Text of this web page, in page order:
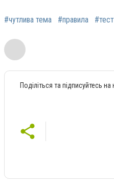
#чутлива тема #правила #тест
Поділіться та підписуйтесь